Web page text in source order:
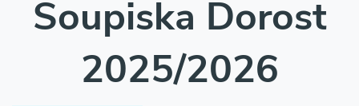
Soupiska Dorost
2025/2026